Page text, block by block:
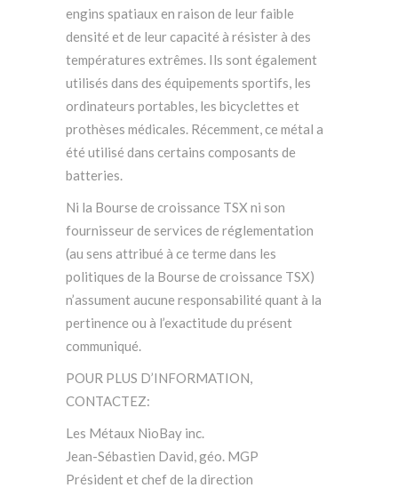
engins spatiaux en raison de leur faible
densité et de leur capacité à résister à des
températures extrêmes. Ils sont également
utilisés dans des équipements sportifs, les
ordinateurs portables, les bicyclettes et
prothèses médicales. Récemment, ce métal a
été utilisé dans certains composants de
batteries.
Ni la Bourse de croissance TSX ni son
fournisseur de services de réglementation
(au sens attribué à ce terme dans les
politiques de la Bourse de croissance TSX)
n’assument aucune responsabilité quant à la
pertinence ou à l’exactitude du présent
communiqué.
POUR PLUS D’INFORMATION,
CONTACTEZ:
Les Métaux NioBay inc.
Jean-Sébastien David, géo. MGP
Président et chef de la direction